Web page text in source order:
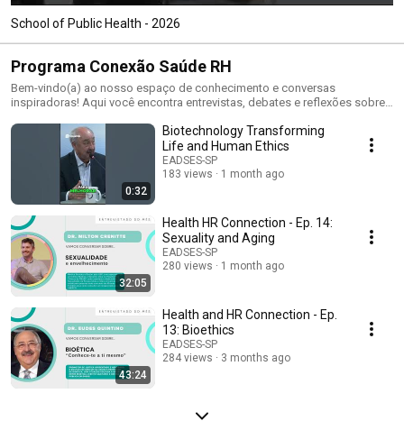
School of Public Health - 2026
Programa Conexão Saúde RH
Bem-vindo(a) ao nosso espaço de conhecimento e conversas
inspiradoras! Aqui você encontra entrevistas, debates e reflexões sobre
trânsito, na academia ou em casa, leve nossas ideias com você e
mergulhe em conteúdos que informam, inspiram e conectam.
0:32
Biotechnology Transforming
Life and Human Ethics
EADSES-SP
183 views
1 month ago
32:05
Health HR Connection - Ep. 14:
Sexuality and Aging
EADSES-SP
280 views
1 month ago
43:24
Health and HR Connection - Ep.
13: Bioethics
EADSES-SP
284 views
3 months ago